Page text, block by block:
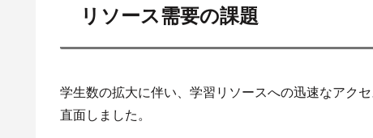
リソース需要の課題
学生数の拡大に伴い、学習リソースへの迅速なアク
直面しました。